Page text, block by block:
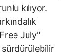
kılıyor.
July"
sürdürülebilir